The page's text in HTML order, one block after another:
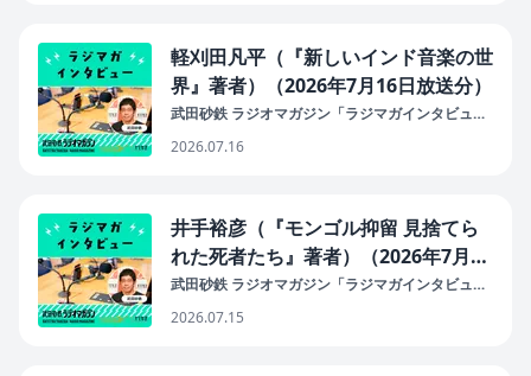
軽刈田凡平（『新しいインド音楽の世
界』著者）（2026年7月16日放送分）
武田砂鉄 ラジオマガジン「ラジマガインタビュ
2026.07.16
井手裕彦（『モンゴル抑留 見捨てら
れた死者たち』著者）（2026年7月15
日放送分）
武田砂鉄 ラジオマガジン「ラジマガインタビュ
2026.07.15